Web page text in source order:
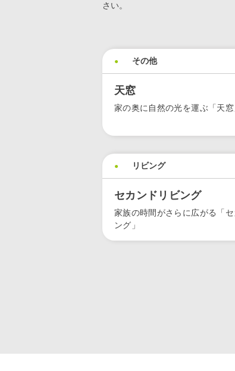
さい。
その他
天窓
家の奥に自然の光を運ぶ「天窓
リビング
セカンドリビング
家族の時間がさらに広がる「
ング」